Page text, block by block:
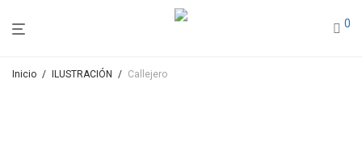
0
Inicio / ILUSTRACIÓN / Callejero